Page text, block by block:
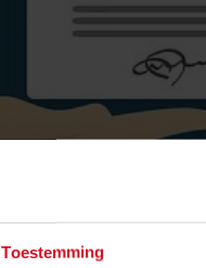
Toestemming